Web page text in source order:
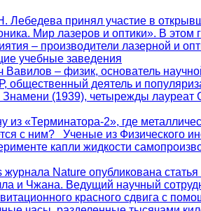
Лебедева принял участие в
Мир лазеров и оптики». В этом
– производители лазерной и
учебные заведения
Вавилов – физик, основатель
деятель и
(1939), четырежды лауреат
«Терминатора-2», где
с ним? Ученые из Физического
капли жидкости
Nature опубликована статья
и Чжана. Ведущий научный
красного сдвига с